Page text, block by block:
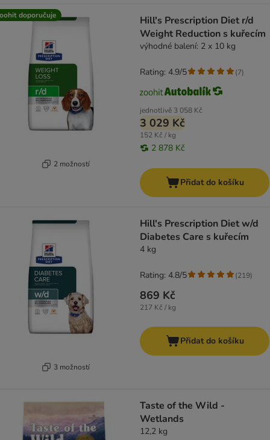
doporučuje
2 možností
Hill's Prescription Diet r/d
Weight Reduction s kuřecím
výhodné balení: 2 x 10 kg
jednotlivě 3 058 Kč
3 029 Kč
152 Kč / kg
2 878 Kč
Rating: 4.9/5 (7)
Přidat do košíku
3 možností
Hill's Prescription Diet w/d
Diabetes Care s kuřecím
4 kg
869 Kč
217 Kč / kg
Rating: 4.8/5 (219)
Přidat do košíku
Taste of the Wild -
Wetlands
12,2 kg